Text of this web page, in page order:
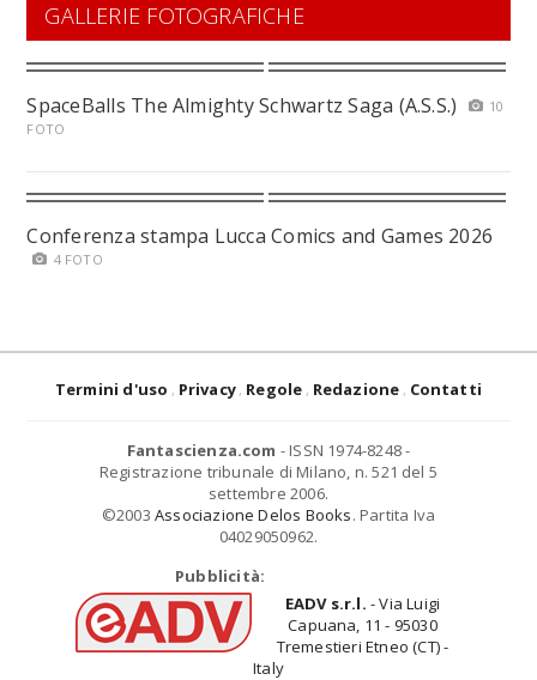
GALLERIE FOTOGRAFICHE
SpaceBalls The Almighty Schwartz Saga (A.S.S.)
10
FOTO
Conferenza stampa Lucca Comics and Games 2026
4 FOTO
Termini d'uso Privacy Regole Redazione Contatti
Fantascienza.com - ISSN 1974-8248 -
Registrazione tribunale di Milano, n. 521 del 5
settembre 2006.
©2003 Associazione Delos Books. Partita Iva
04029050962.
Pubblicità:
EADV s.r.l. - Via Luigi
Capuana, 11 - 95030
Tremestieri Etneo (CT) -
Italy